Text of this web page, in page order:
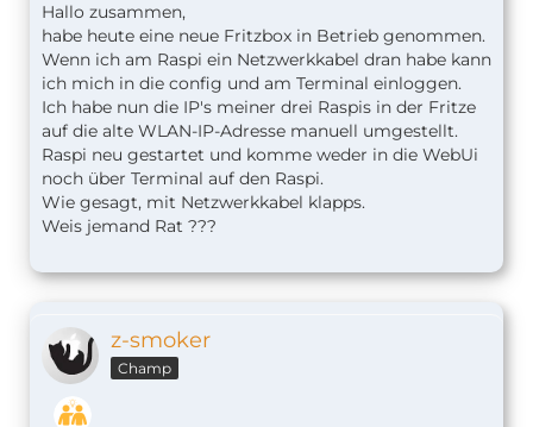
Hallo zusammen,
habe heute eine neue Fritzbox in Betrieb genommen.
Wenn ich am Raspi ein Netzwerkkabel dran habe kann
ich mich in die config und am Terminal einloggen.
Ich habe nun die IP's meiner drei Raspis in der Fritze
auf die alte WLAN-IP-Adresse manuell umgestellt.
Raspi neu gestartet und komme weder in die WebUi
noch über Terminal auf den Raspi.
Wie gesagt, mit Netzwerkkabel klapps.
Weis jemand Rat ???
z-smoker
Champ